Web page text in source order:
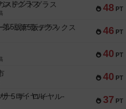
48 PT
ステンドグラス
46 PT
ン：第5版デラックス
40 PT
40 PT
37 PT
ナ5 ザ・ロイヤル-